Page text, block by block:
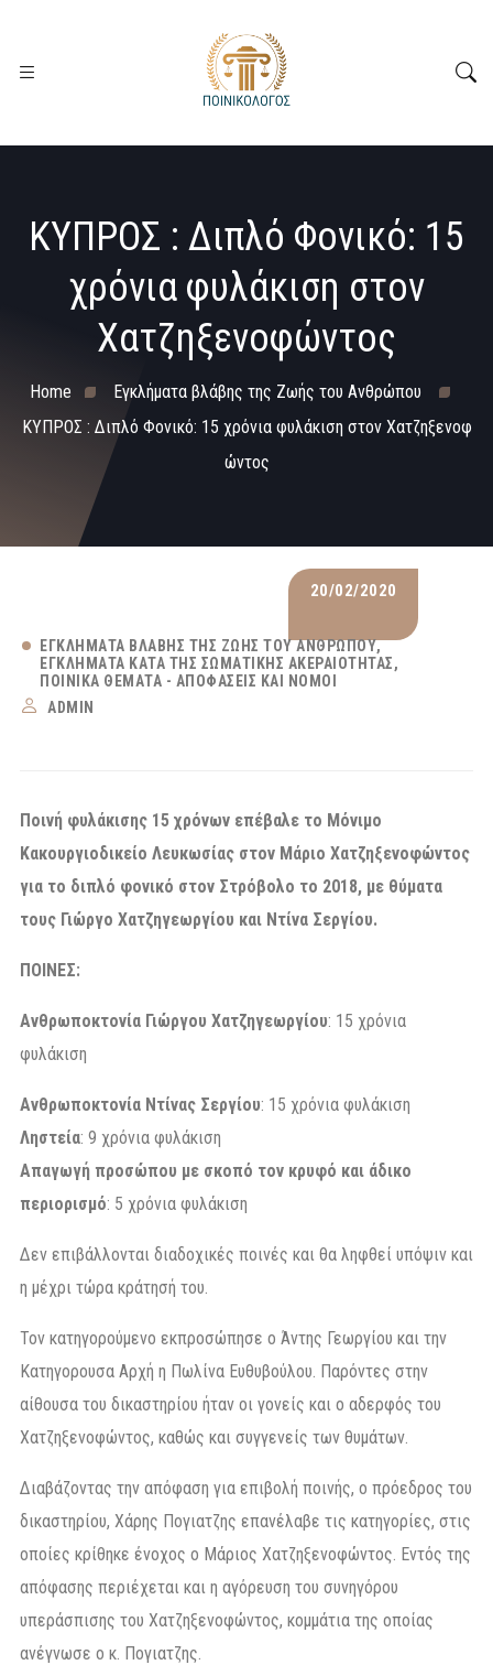
ΚΥΠΡΟΣ : Διπλό Φονικό: 15
χρόνια φυλάκιση στον
Χατζηξενοφώντος
Home
Εγκλήματα βλάβης της Ζωής του Ανθρώπου
ΚΥΠΡΟΣ : Διπλό Φονικό: 15 χρόνια φυλάκιση στον Χατζηξενοφ
ώντος
20/02/2020
ΕΓΚΛΉΜΑΤΑ ΒΛΆΒΗΣ ΤΗΣ ΖΩΉΣ ΤΟΥ ΑΝΘΡΏΠΟΥ
ΕΓΚΛΉΜΑΤΑ ΚΑΤΆ ΤΗΣ ΣΩΜΑΤΙΚΉΣ ΑΚΕΡΑΙΌΤΗΤΑΣ
ΠΟΙΝΙΚΆ ΘΈΜΑΤΑ - ΑΠΟΦΆΣΕΙΣ ΚΑΙ ΝΌΜΟΙ
ADMIN
Ποινή φυλάκισης 15 χρόνων επέβαλε το Μόνιμο
Κακουργιοδικείο Λευκωσίας στον Μάριο Χατζηξενοφώντος
για το διπλό φονικό στον Στρόβολο το 2018, με θύματα
τους Γιώργο Χατζηγεωργίου και Ντίνα Σεργίου.
ΠΟΙΝΕΣ:
Ανθρωποκτονία Γιώργου Χατζηγεωργίου: 15 χρόνια
φυλάκιση
Ανθρωποκτονία Ντίνας Σεργίου: 15 χρόνια φυλάκιση
Ληστεία: 9 χρόνια φυλάκιση
Απαγωγή προσώπου με σκοπό τον κρυφό και άδικο
περιορισμό: 5 χρόνια φυλάκιση
Δεν επιβάλλονται διαδοχικές ποινές και θα ληφθεί υπόψιν και
η μέχρι τώρα κράτησή του.
Τον κατηγορούμενο εκπροσώπησε ο Άντης Γεωργίου και την
Κατηγορουσα Αρχή η Πωλίνα Ευθυβούλου. Παρόντες στην
αίθουσα του δικαστηρίου ήταν οι γονείς και ο αδερφός του
Χατζηξενοφώντος, καθώς και συγγενείς των θυμάτων.
Διαβάζοντας την απόφαση για επιβολή ποινής, ο πρόεδρος του
δικαστηρίου, Χάρης Πογιατζης επανέλαβε τις κατηγορίες, στις
οποίες κρίθηκε ένοχος ο Μάριος Χατζηξενοφώντος. Εντός της
απόφασης περιέχεται και η αγόρευση του συνηγόρου
υπεράσπισης του Χατζηξενοφώντος, κομμάτια της οποίας
ανέγνωσε ο κ. Πογιατζης.